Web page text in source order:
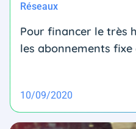
Réseaux
Pour financer le très
les abonnements fixe
10/09/2020